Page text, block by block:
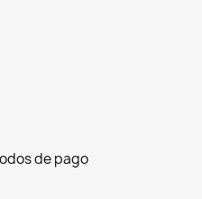
de pago